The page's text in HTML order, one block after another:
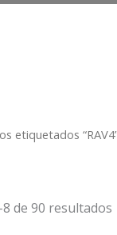
etiquetados
de 90 resultados